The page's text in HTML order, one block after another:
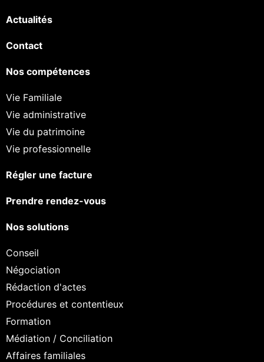
Actualités
Contact
Nos compétences
Vie Familiale
Vie administrative
Vie du patrimoine
Vie professionnelle
Régler une facture
Prendre rendez-vous
Nos solutions
Conseil
Négociation
Rédaction d'actes
Procédures et contentieux
Formation
Médiation / Conciliation
Affaires familiales